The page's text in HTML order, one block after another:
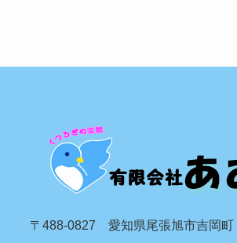
〒488-0827 愛知県尾張旭市吉岡町